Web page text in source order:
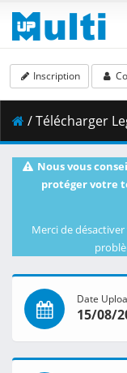
Inscription
/ Télécharger
Nous vous
protéger votre
Merci de
Date
15/08/